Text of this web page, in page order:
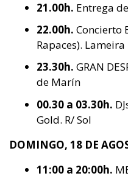
21.00h. Entrega
22.00h. Concierto
Rapaces). Lameira
23.30h. GRAN
de Marín
00.30 a 03.30h.
Gold. R/ Sol
DOMINGO, 18 DE
11:00 a 20:00h.